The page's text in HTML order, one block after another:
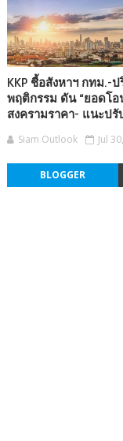
KKP ชี้อสังหาฯ กทม.-
พฤติกรรม ดัน “ยอดโอ
สงครามราคา- แนะป
Siam Outlook Jul
BLOGGER